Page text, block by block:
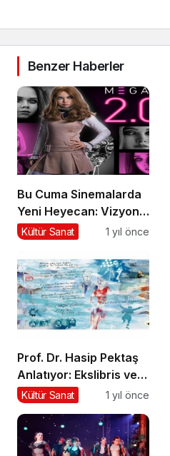
Benzer Haberler
Bu Cuma Sinemalarda
Yeni Heyecan: Vizyona
Girecek Filmler Belli
Kültür Sanat 1 yıl önce
Prof. Dr. Hasip Pektaş
Anlatıyor: Ekslibris ve
Yeni Kültürel Formlar
Kültür Sanat 1 yıl önce